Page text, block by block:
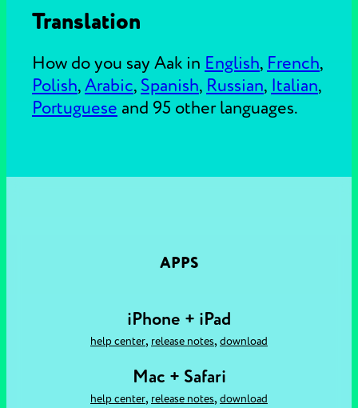
Translation
How do you say Aak in English, French,
Polish,Arabic, Spanish, Russian, Italian,
Portuguese and 95 other languages.
APPS
iPhone + iPad
help center, release notes, download
Mac + Safari
help center, release notes, download